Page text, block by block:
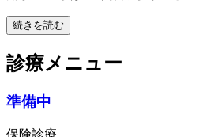
続きを読む
診療メニュー
準備中